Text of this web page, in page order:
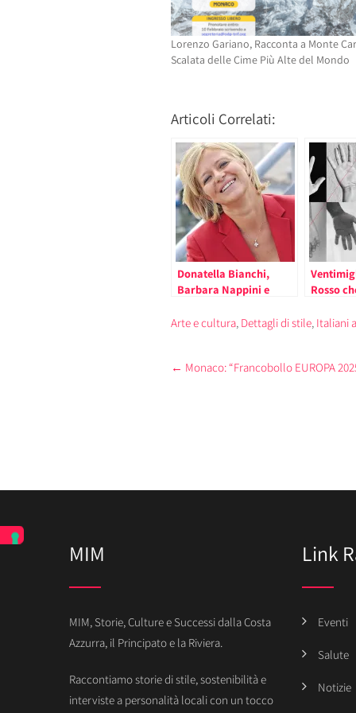
Lorenzo Gariano, Racconta a Monte
Scalata delle Cime Più Alte del Mondo
Articoli Correlati:
Donatella Bianchi,
Barbara Nappini e
Principato di Monaco
Rosso
Arte e cultura, Dettagli di stile, Italiani
Post
navigation
← Monaco: “Francobollo EUROPA
MIM
MIM, Storie, Culture e Successi dalla Costa
Azzurra, il Principato e la Riviera.
Raccontiamo storie di stile, sostenibilità e
interviste a personalità locali con un tocco
Link
Eventi
Salute
Notizie